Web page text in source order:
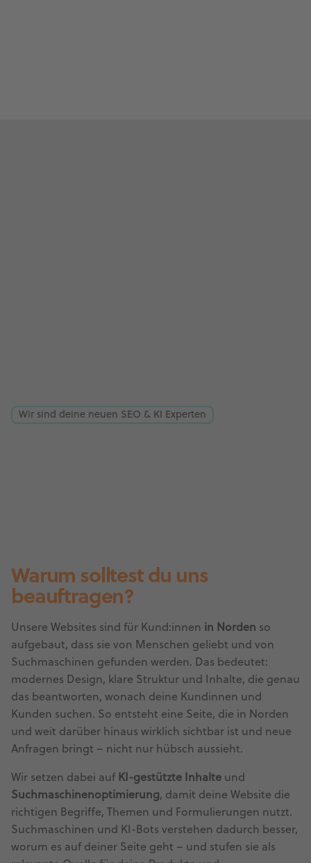
Wir sind deine neuen SEO & KI Experten
Warum solltest du uns
beauftragen?
Unsere Websites sind für Kund:innen in Norden so
aufgebaut, dass sie von Menschen geliebt und von
Suchmaschinen gefunden werden. Das bedeutet:
modernes Design, klare Struktur und Inhalte, die genau
das beantworten, wonach deine Kundinnen und
Kunden suchen. So entsteht eine Seite, die in Norden
und weit darüber hinaus wirklich sichtbar ist und neue
Anfragen bringt – nicht nur hübsch aussieht.
Wir setzen dabei auf KI-gestützte Inhalte und
Suchmaschinenoptimierung, damit deine Website die
richtigen Begriffe, Themen und Formulierungen nutzt.
Suchmaschinen und KI-Bots verstehen dadurch besser,
worum es auf deiner Seite geht – und stufen sie als